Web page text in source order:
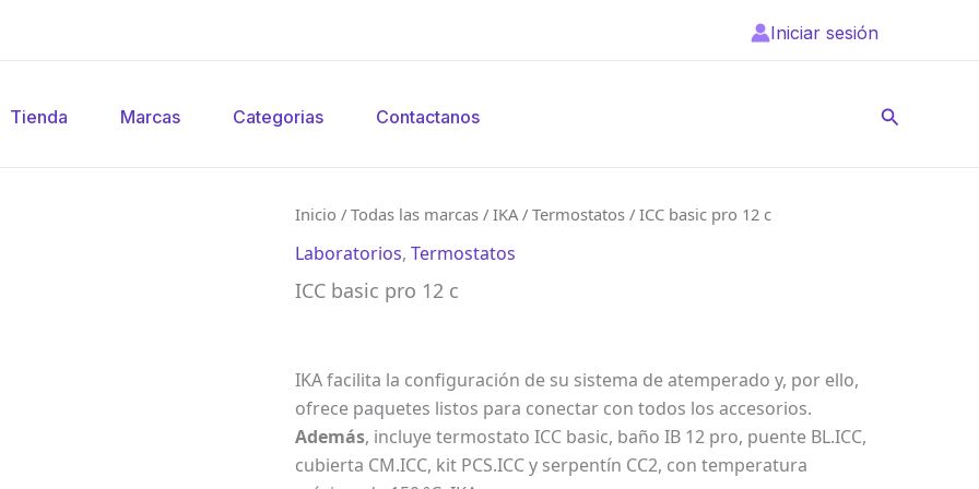
Iniciar sesión
Tienda Marcas Categorias Contactanos Buscar
Inicio /Todas las marcas /IKA/Termostatos / ICC basic pro 12 c
Laboratorios,Termostatos
ICC basic pro 12 c
IKA facilita la configuración de su sistema de atemperado y, por ello,
ofrece paquetes listos para conectar con todos los accesorios.
Además, incluye termostato ICC basic, baño IB 12 pro, puente BL.ICC,
cubierta CM.ICC, kit PCS.ICC y serpentín CC2, con temperatura